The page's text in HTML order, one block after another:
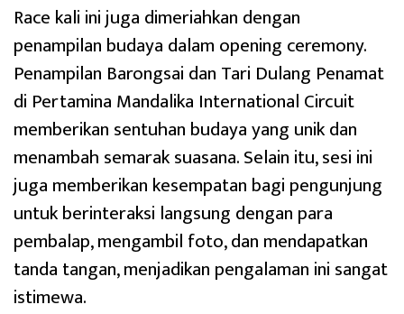
Race kali ini juga dimeriahkan dengan
penampilan budaya dalam opening ceremony.
Penampilan Barongsai dan Tari Dulang Penamat
di Pertamina Mandalika International Circuit
memberikan sentuhan budaya yang unik dan
menambah semarak suasana. Selain itu, sesi ini
juga memberikan kesempatan bagi pengunjung
untuk berinteraksi langsung dengan para
pembalap, mengambil foto, dan mendapatkan
tanda tangan, menjadikan pengalaman ini sangat
istimewa.